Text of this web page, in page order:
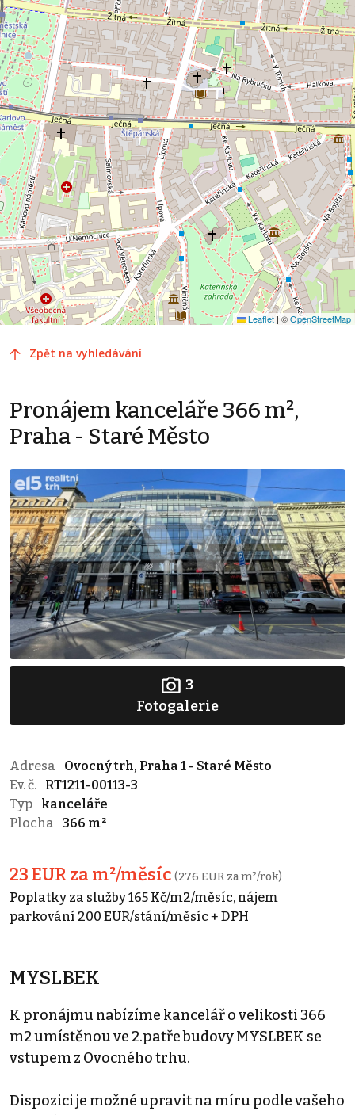
Leaflet | ©OpenStreetMap
Zpět na vyhledávání
Pronájem kanceláře 366 m²,
Praha - Staré Město
3
Fotogalerie
Adresa
Ovocný trh, Praha 1 - Staré Město
Ev. č.
RT1211-00113-3
Typ
kanceláře
Plocha
366 m²
23 EUR za m²/měsíc (276 EUR za m²/rok)
Poplatky za služby 165 Kč/m2/měsíc, nájem
parkování 200 EUR/stání/měsíc + DPH
MYSLBEK
K pronájmu nabízíme kancelář o velikosti 366
m2 umístěnou ve 2.patře budovy MYSLBEK se
vstupem z Ovocného trhu.
Dispozici je možné upravit na míru podle vašeho